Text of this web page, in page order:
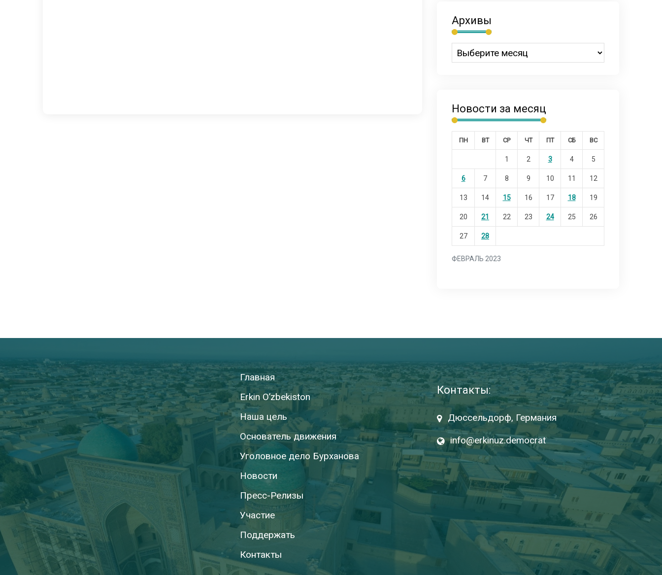
Архивы
Новости за месяц
ФЕВРАЛЬ 2023
ПН ВТ СР ЧТ ПТ СБ ВС
1 2 3 4 5
6 7 8 9 10 11 12
13 14 15 16 17 18 19
20 21 22 23 24 25 26
27 28
Главная
Erkin O’zbekiston
Наша цель
Основатель движения
Уголовное дело Бурханова
Новости
Пресс-Релизы
Участие
Поддержать
Контакты
Контакты:
Дюссельдорф, Германия
info@erkinuz.democrat